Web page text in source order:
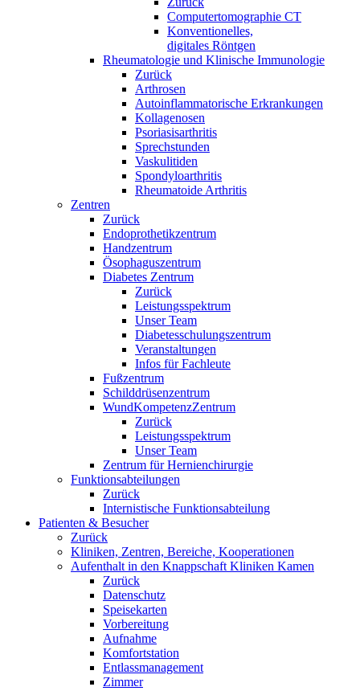
Computertomographie CT
Konventionelles,
digitales Röntgen
Rheumatologie und Klinische Immunologie
Zurück
Arthrosen
Autoinflammatorische Erkrankungen
Kollagenosen
Psoriasisarthritis
Sprechstunden
Vaskulitiden
Spondyloarthritis
Rheumatoide Arthritis
Zentren
Zurück
Endoprothetikzentrum
Handzentrum
Ösophaguszentrum
Diabetes Zentrum
Zurück
Leistungsspektrum
Unser Team
Diabetesschulungszentrum
Veranstaltungen
Infos für Fachleute
Fußzentrum
Schilddrüsenzentrum
WundKompetenzZentrum
Zurück
Leistungsspektrum
Unser Team
Zentrum für Hernienchirurgie
Funktionsabteilungen
Zurück
Internistische Funktionsabteilung
Patienten & Besucher
Zurück
Kliniken, Zentren, Bereiche, Kooperationen
Aufenthalt in den Knappschaft Kliniken Kamen
Zurück
Datenschutz
Speisekarten
Vorbereitung
Aufnahme
Komfortstation
Entlassmanagement
Zimmer